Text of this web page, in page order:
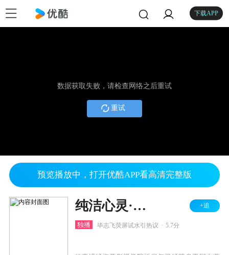
下载APP
数据获取失败，请检查网络之后重试
重试
预览播放中，打开优酷APP看高清完整版
纯洁心灵·逐梦演艺圈 +追
独播 毕志飞荧屏试水引热议 5.7分